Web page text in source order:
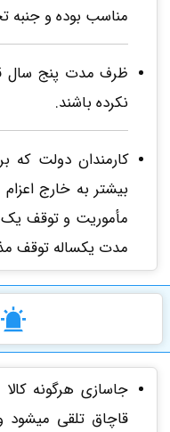
مناسب بوده و جنبه
ظرف مدت پنج سال
نکرده باشند.
کارمندان دولت که
بیشتر به خارج
مأموریت و توقف
مدت یکساله توقف
جاسازی هرگونه
قاچاق تلقی میشود